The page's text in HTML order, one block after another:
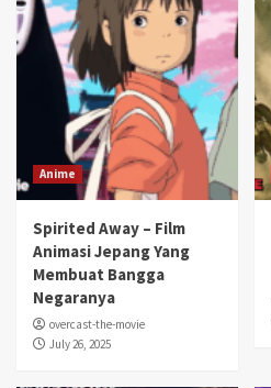
Anime
Spirited Away – Film
Animasi Jepang Yang
Membuat Bangga
Negaranya
overcast-the-movie
July 26, 2025